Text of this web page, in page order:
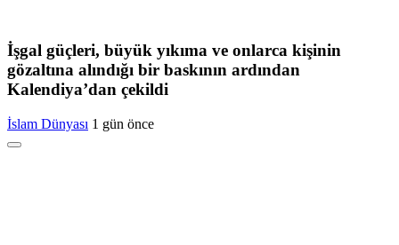
İşgal güçleri, büyük yıkıma ve onlarca kişinin
gözaltına alındığı bir baskının ardından
Kalendiya’dan çekildi
İslam Dünyası 1 gün önce